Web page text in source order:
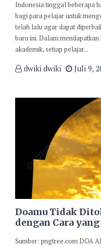
Indonesia tinggal beberapa
bagi para pelajar untuk
telah lalu agar dapat
baru ini. Dalam
akademik, setiap pelajar...
dwiki dwiki Juli 9,
Doamu Tidak
dengan Cara
Sumber: pngtree.com DOA